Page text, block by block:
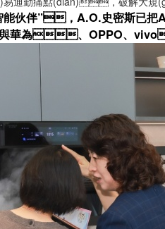
能伙伴”，A.O.史密斯已把
與華為、OPPO、